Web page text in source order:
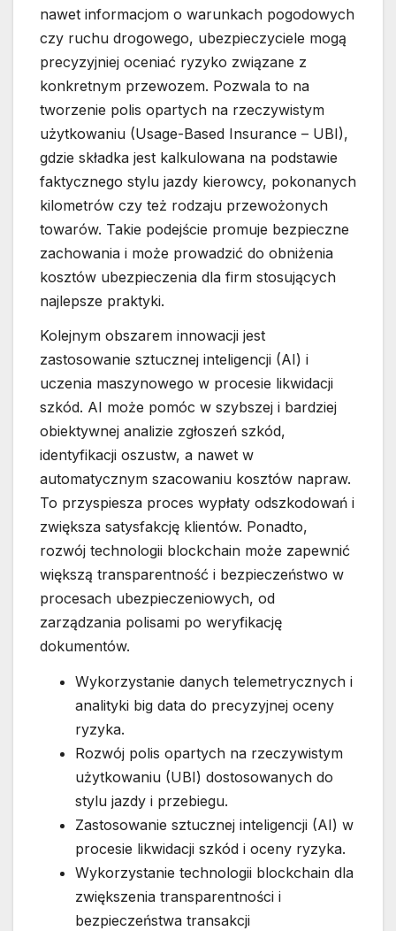
nawet informacjom o warunkach pogodowych
czy ruchu drogowego, ubezpieczyciele mogą
precyzyjniej oceniać ryzyko związane z
konkretnym przewozem. Pozwala to na
tworzenie polis opartych na rzeczywistym
użytkowaniu (Usage-Based Insurance – UBI),
gdzie składka jest kalkulowana na podstawie
faktycznego stylu jazdy kierowcy, pokonanych
kilometrów czy też rodzaju przewożonych
towarów. Takie podejście promuje bezpieczne
zachowania i może prowadzić do obniżenia
kosztów ubezpieczenia dla firm stosujących
najlepsze praktyki.
Kolejnym obszarem innowacji jest
zastosowanie sztucznej inteligencji (AI) i
uczenia maszynowego w procesie likwidacji
szkód. AI może pomóc w szybszej i bardziej
obiektywnej analizie zgłoszeń szkód,
identyfikacji oszustw, a nawet w
automatycznym szacowaniu kosztów napraw.
To przyspiesza proces wypłaty odszkodowań i
zwiększa satysfakcję klientów. Ponadto,
rozwój technologii blockchain może zapewnić
większą transparentność i bezpieczeństwo w
procesach ubezpieczeniowych, od
zarządzania polisami po weryfikację
dokumentów.
Wykorzystanie danych telemetrycznych i
analityki big data do precyzyjnej oceny
ryzyka.
Rozwój polis opartych na rzeczywistym
użytkowaniu (UBI) dostosowanych do
stylu jazdy i przebiegu.
Zastosowanie sztucznej inteligencji (AI) w
procesie likwidacji szkód i oceny ryzyka.
Wykorzystanie technologii blockchain dla
zwiększenia transparentności i
bezpieczeństwa transakcji